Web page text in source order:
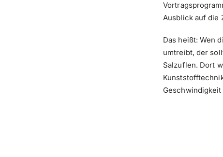
Ausblick auf die
Das heißt: Wen
umtreibt, der
Salzuflen. Dort